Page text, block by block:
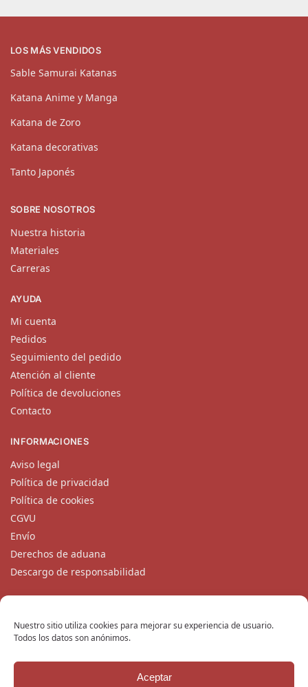
Nuestro sitio utiliza cookies para mejorar su experiencia de usuario.
Todos los datos son anónimos.
Aceptar
LOS MÁS VENDIDOS
Sable Samurai Katanas
Katana Anime y Manga
Katana de Zoro
Katana decorativas
Tanto Japonés
SOBRE NOSOTROS
Nuestra historia
Materiales
Carreras
AYUDA
Mi cuenta
Pedidos
Seguimiento del pedido
Atención al cliente
Política de devoluciones
Contacto
INFORMACIONES
Aviso legal
Política de privacidad
Política de cookies
CGVU
Envío
Derechos de aduana
Descargo de responsabilidad
Nuestro equipo de atención al cliente está disponible de
lunes a viernes encontacto@katanaempire.mx
Copyright © 2024 KatanaEmpire.mx